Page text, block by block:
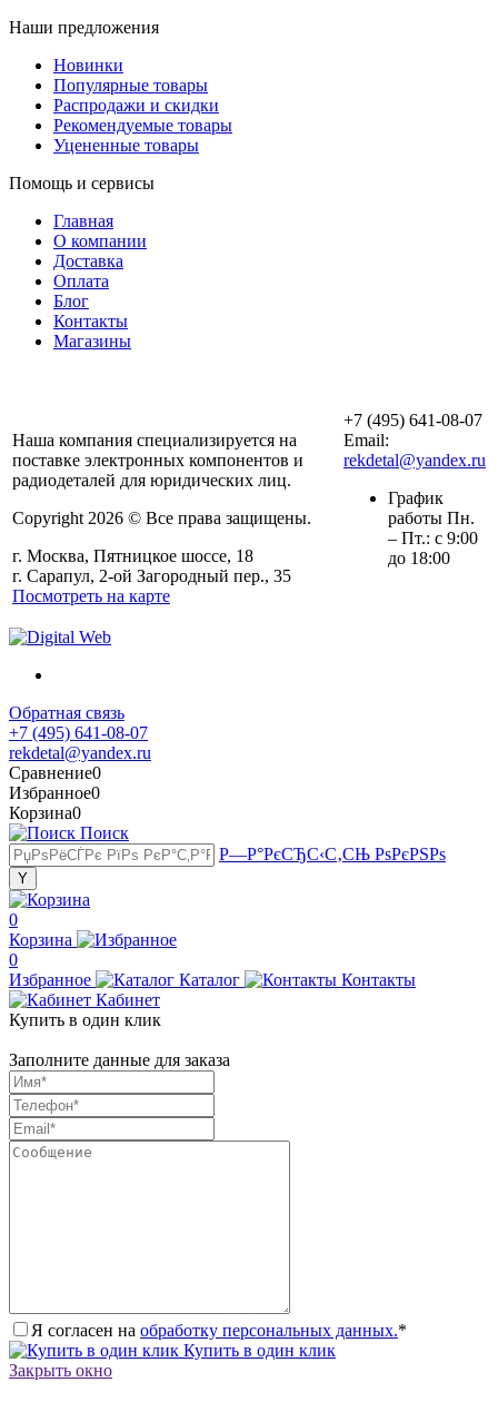
Наши предложения
Новинки
Популярные товары
Распродажи и скидки
Рекомендуемые товары
Уцененные товары
Помощь и сервисы
Главная
О компании
Доставка
Оплата
Блог
Контакты
Магазины
Наша компания специализируется на
поставке электронных компонентов и
радиодеталей для юридических лиц.
Copyright 2026 © Все права защищены.
г. Москва, Пятницкое шоссе, 18
г. Сарапул, 2-ой Загородный пер., 35
Посмотреть на карте
+7 (495) 641-08-07
Email:
rekdetal@yandex.ru
График
работы Пн.
– Пт.: с 9:00
до 18:00
Обратная связь
+7 (495) 641-08-07
rekdetal@yandex.ru
Сравнение0
Избранное0
Корзина0
Поиск
Р—Р°РєСЂС‹С‚СЊ РѕРєРЅРѕ
0
Корзина
0
Избранное
Каталог
Контакты
Кабинет
Купить в один клик
Заполните данные для заказа
Я согласен на обработку персональных данных.*
Купить в один клик
Закрыть окно